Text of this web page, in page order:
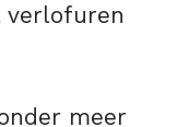
verlofuren
meer